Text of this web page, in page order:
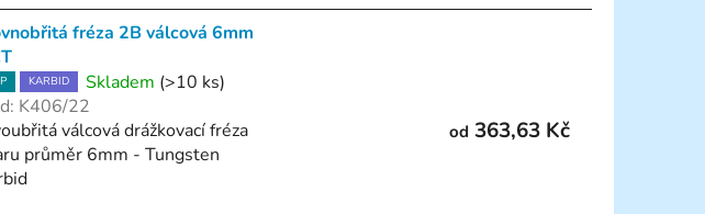
fréza 2B válcová 6mm
KARBID Skladem (>10 ks)
K406/22
válcová drážkovací fréza
průměr 6mm - Tungsten
od 363,63 Kč